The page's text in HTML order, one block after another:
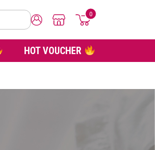
0
HOT VOUCHER